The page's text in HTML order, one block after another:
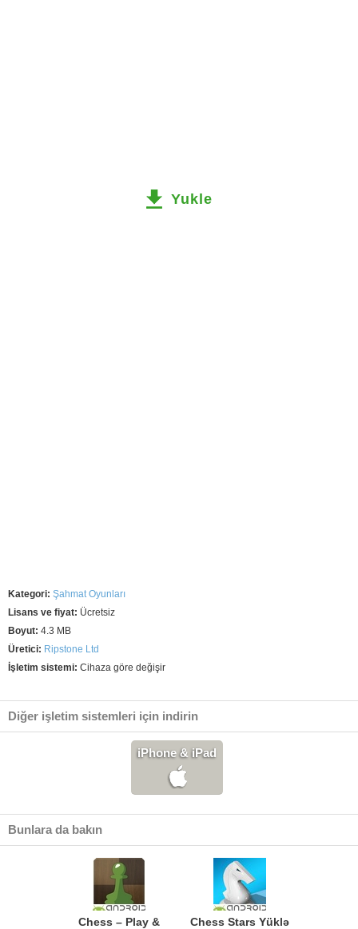
Yukle
Kategori: Şahmat Oyunları
Lisans ve fiyat: Ücretsiz
Boyut: 4.3 MB
Üretici: Ripstone Ltd
İşletim sistemi: Cihaza göre değişir
Diğer işletim sistemleri için indirin
iPhone & iPad
Bunlara da bakın
Chess – Play &
Chess Stars Yüklə